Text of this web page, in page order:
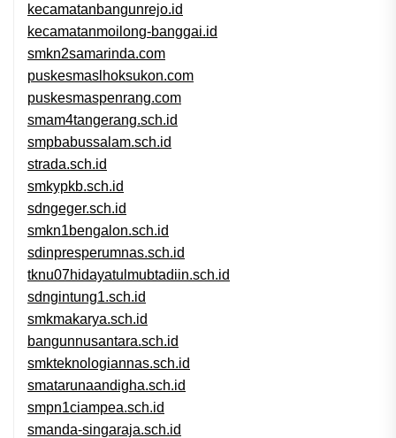
kecamatanbangunrejo.id
kecamatanmoilong-banggai.id
smkn2samarinda.com
puskesmaslhoksukon.com
puskesmaspenrang.com
smam4tangerang.sch.id
smpbabussalam.sch.id
strada.sch.id
smkypkb.sch.id
sdngeger.sch.id
smkn1bengalon.sch.id
sdinpresperumnas.sch.id
tknu07hidayatulmubtadiin.sch.id
sdngintung1.sch.id
smkmakarya.sch.id
bangunnusantara.sch.id
smkteknologiannas.sch.id
smatarunaandigha.sch.id
smpn1ciampea.sch.id
smanda-singaraja.sch.id